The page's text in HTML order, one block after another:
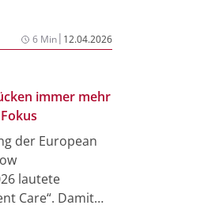
vom
(LIT) und
der
T-Zellen mit
klinischen
waren [1].
Dosen
– und das
6 Min| 12.04.2026
immer mehr
der European
lautete
Care“. Damit